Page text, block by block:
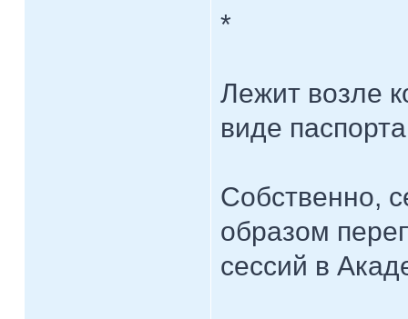
*
Лежит возле
виде
Собственно,
образом
сессий в